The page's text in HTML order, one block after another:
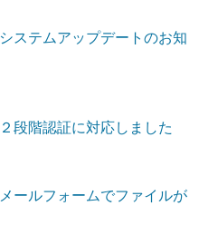
システムアップデートのお知
２段階認証に対応しました
メールフォームでファイルが